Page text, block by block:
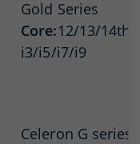
Gold Series
Core:12/13/14th-
i3/i5/i7/i9
Celeron G series